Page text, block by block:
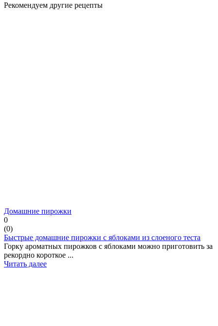
Рекомендуем другие рецепты
Домашние пирожки
0
(0)
Быстрые домашние пирожки с яблоками из слоеного теста
Горку ароматных пирожков с яблоками можно приготовить за
рекордно короткое ...
Читать далее